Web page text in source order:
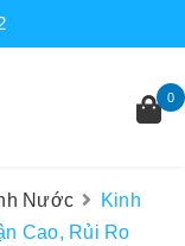
0
Nước
Kinh
Cao, Rủi Ro